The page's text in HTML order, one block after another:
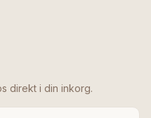
direkt i din inkorg.